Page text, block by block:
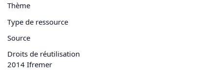
Thème
Type de ressource
Source
Droits de réutilisation
2014 Ifremer